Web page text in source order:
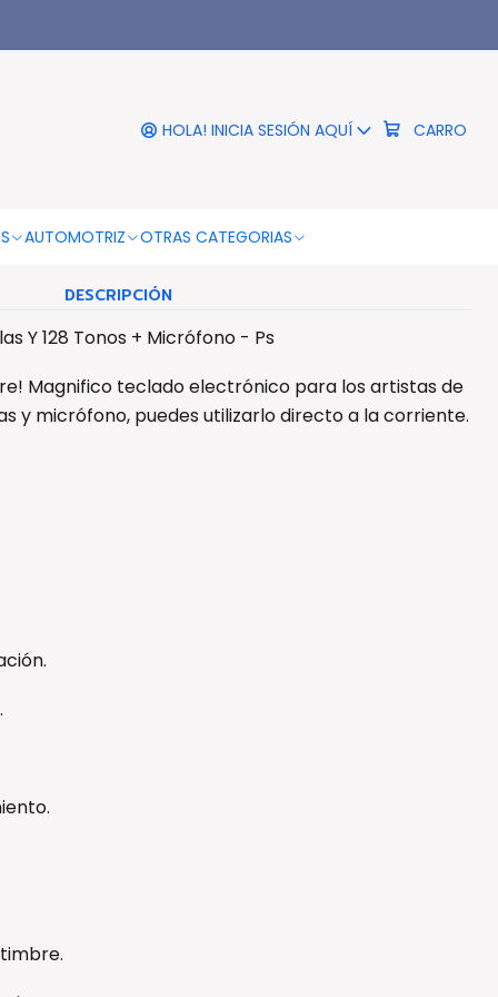
HOLA! INICIA SESIÓN AQUÍ CARRO
AUTOMOTRIZ OTRAS CATEGORIAS
+ Micrófono - Ps
Negro
DESCRIPCIÓN
Y 128 Tonos + Micrófono - Ps
Magnifico teclado electrónico para los artistas de
y micrófono, puedes utilizarlo directo a la corriente.